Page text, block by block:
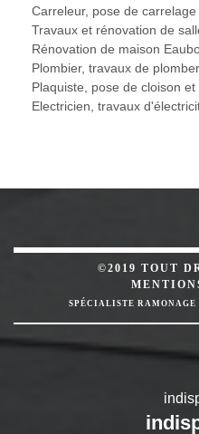
Carreleur, pose de
Travaux et rénovation de
Rénovation de maison
Plombier, travaux de
Plaquiste, pose de cloison
Electricien, travaux
©2019 TOUT
SPÉCIALISTE